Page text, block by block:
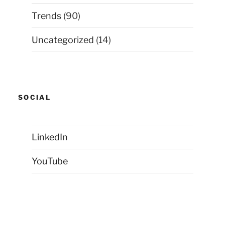
Trends (90)
Uncategorized (14)
SOCIAL
LinkedIn
YouTube